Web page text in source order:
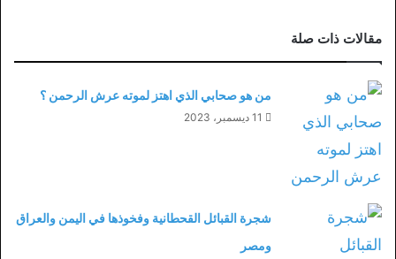
مقالات ذات صلة
من هو صحابي الذي اهتز لموته عرش الرحمن ؟
11 ديسمبر، 2023
شجرة القبائل القحطانية وفخوذها في اليمن والعراق
ومصر